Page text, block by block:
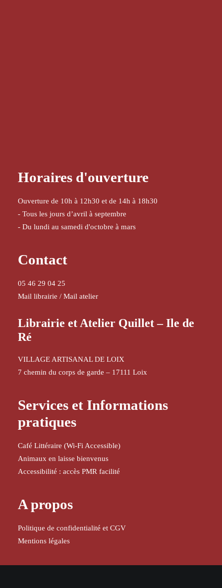
Horaires d'ouverture
Ouverture de 10h à 12h30 et de 14h à 18h30
- Tous les jours d’avril à septembre
- Du lundi au samedi d'octobre à mars
Contact
05 46 29 04 25
Mail librairie / Mail atelier
Librairie et Atelier Quillet – Ile de
Ré
VILLAGE ARTISANAL DE LOIX
7 chemin du corps de garde – 17111 Loix
Services et Informations
pratiques
Café Littéraire (Wi-Fi Accessible)
Animaux en laisse bienvenus
Accessibilité : accès PMR facilité
A propos
Politique de confidentialité et CGV
Mentions légales